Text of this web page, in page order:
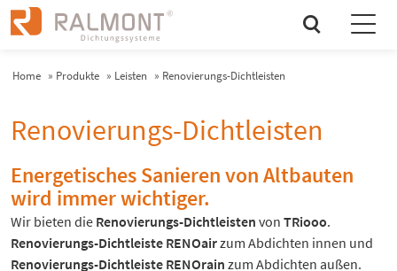
search
Home » Produkte » Leisten » Renovierungs-Dichtleisten
Renovierungs-Dichtleisten
Energetisches Sanieren von Altbauten
wird immer wichtiger.
Wir bieten die Renovierungs-Dichtleisten von TRiooo.
Renovierungs-Dichtleiste RENOairzum Abdichten innen und
Renovierungs-Dichtleiste RENOrain zum Abdichten außen.